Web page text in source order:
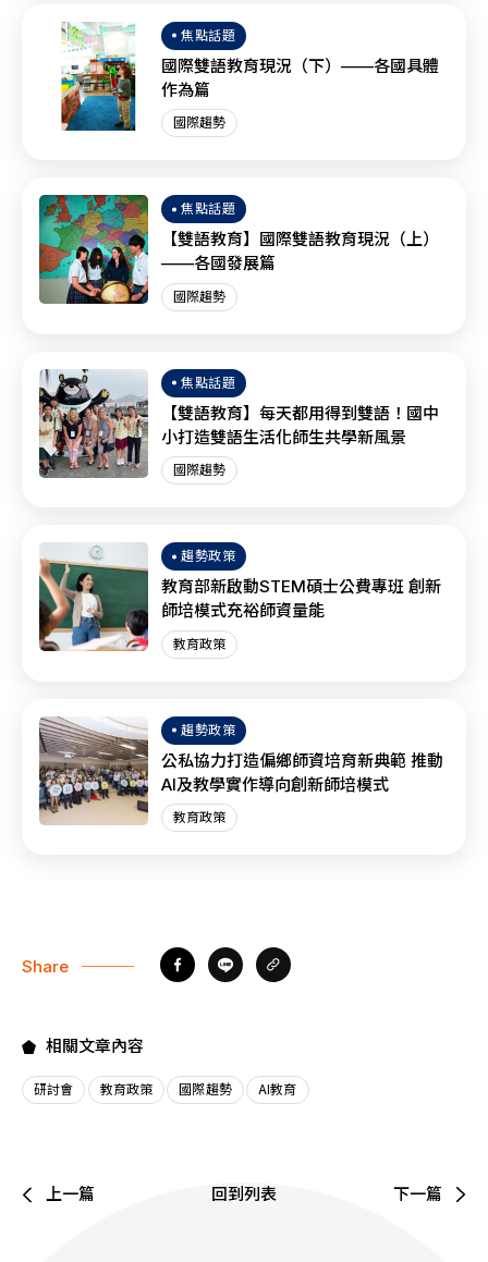
焦點話題
國際雙語教育現況（下）——各國具體
作為篇
國際趨勢
焦點話題
【雙語教育】國際雙語教育現況（上）
——各國發展篇
國際趨勢
焦點話題
【雙語教育】每天都用得到雙語！國中
小打造雙語生活化師生共學新風景
國際趨勢
趨勢政策
教育部新啟動STEM碩士公費專班 創新
師培模式充裕師資量能
教育政策
趨勢政策
公私協力打造偏鄉師資培育新典範 推動
AI及教學實作導向創新師培模式
教育政策
Share
相關文章內容
研討會 教育政策 國際趨勢 AI教育
上一篇 回到列表 下一篇